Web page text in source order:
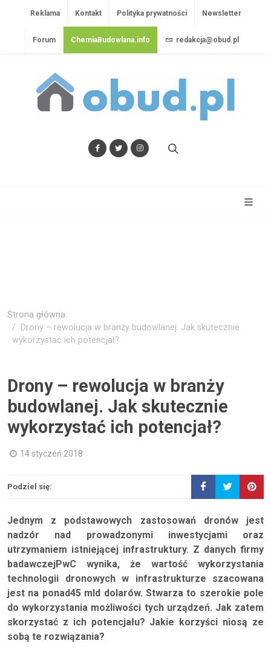
Reklama Kontakt Polityka prywatności Newsletter
Forum ChemiaBudowlana.info redakcja@obud.pl
Strona główna
Drony – rewolucja w branży budowlanej. Jak skutecznie
wykorzystać ich potencjał?
Drony – rewolucja w branży
budowlanej. Jak skutecznie
wykorzystać ich potencjał?
14 styczeń 2018
Podziel się:
Jednym z podstawowych zastosowań dronów jest
nadzór nad prowadzonymi inwestycjami oraz
utrzymaniem istniejącej infrastruktury. Z danych firmy
badawczejPwC wynika, że wartość wykorzystania
technologii dronowych w infrastrukturze szacowana
jest na ponad45 mld dolarów. Stwarza to szerokie pole
do wykorzystania możliwości tych urządzeń. Jak zatem
skorzystać z ich potencjału? Jakie korzyści niosą ze
sobą te rozwiązania?